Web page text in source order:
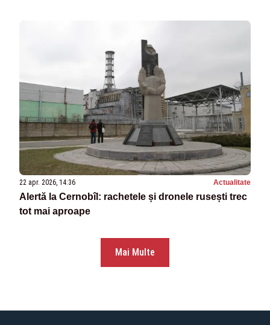
22 apr. 2026, 14:36 Actualitate
Alertă la Cernobîl: rachetele și dronele rusești trec
tot mai aproape
Mai Multe